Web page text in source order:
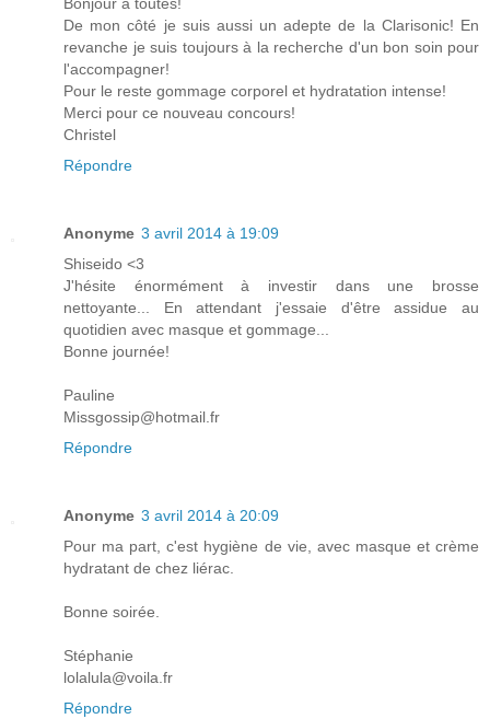
De mon côté je suis aussi un adepte de la Clarisonic! En
revanche je suis toujours à la recherche d'un bon soin pour
l'accompagner!
Pour le reste gommage corporel et hydratation intense!
Merci pour ce nouveau concours!
Christel
Répondre
Anonyme 3 avril 2014 à 19:09
Shiseido <3
J'hésite énormément à investir dans une brosse
nettoyante... En attendant j'essaie d'être assidue au
quotidien avec masque et gommage...
Bonne journée!
Pauline
Missgossip@hotmail.fr
Répondre
Anonyme 3 avril 2014 à 20:09
Pour ma part, c'est hygiène de vie, avec masque et crème
hydratant de chez liérac.
Bonne soirée.
Stéphanie
lolalula@voila.fr
Répondre